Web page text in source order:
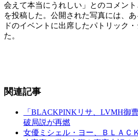
会えて本当にうれしい」とのコメン
を投稿した。公開された写真には、
ドのイベントに出席したパトリック
た。
関連記事
「BLACKPINKリサ、LVMH御
破局説が再燃
女優ミシェル・ヨー、ＢＬＡＣ